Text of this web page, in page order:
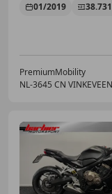
01/2019
PremiumMobility
NL-3645 CN VINKEVEEN